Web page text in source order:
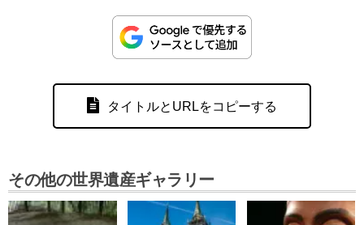
タイトルとURLをコピーする
その他の世界遺産ギャラリー